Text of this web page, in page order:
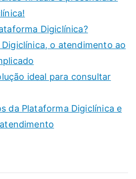
Digiclínica?
o atendimento ao
ideal para consultar
da Plataforma Digiclínica e